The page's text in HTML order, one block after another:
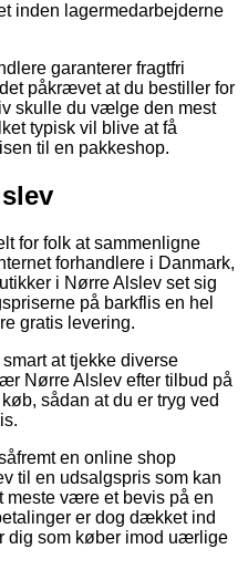
inden lagermedarbejderne
garanterer fragtfri
påkrævet at du bestiller for
skulle du vælge den mest
typisk vil blive at få
til en pakkeshop.
for folk at sammenligne
forhandlere i Danmark,
i Nørre Alslev set sig
på barkflis en hel
gratis levering.
at tjekke diverse
Nørre Alslev efter tilbud på
sådan at du er tryg ved
en online shop
til en udsalgspris som kan
meste være et bevis på en
er dog dækket ind
dig som køber imod uærlige